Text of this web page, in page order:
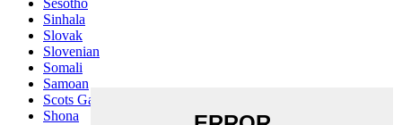
Sesotho
Sinhala
Slovak
Slovenian
Somali
Samoan
Scots Gaelic
Shona